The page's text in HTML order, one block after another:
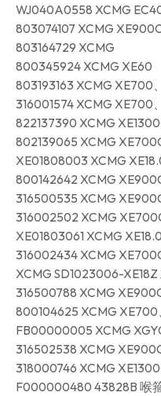
WJ040A0558 XCMG
803074107 XCMG
803164729 XCMG
800345924 XCMG XE60
803193163 XCMG XE700
316001574 XCMG XE700
822137390 XCMG
802139065 XCMG
XE01808003 XCMG
800142642 XCMG
316500535 XCMG
316002502 XCMG
XE01803061 XCMG
316002434 XCMG
XCMG SD1023006-
316500788 XCMG
800104625 XCMG
FB00000005 XCMG
316502538 XCMG
318000746 XCMG
F000000480 43828B 喉